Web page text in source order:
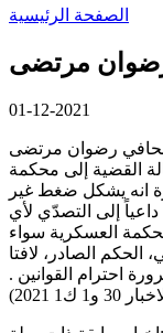
الصفحة الرئيسية
رضوان مرتضى
01-12-2021
القضية إلى محكمة
انه يشكل ضغط غير
إلى التصدّي لأي
العسكرية سواء
الصادر، لافتا
احترام القوانين .
30 و1 ك1 2021)